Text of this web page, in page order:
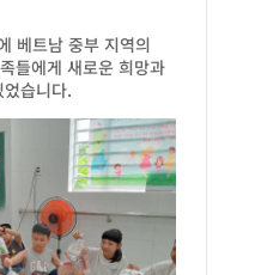
베트남 중부 지역의
들에게 새로운 희망과
습니다.